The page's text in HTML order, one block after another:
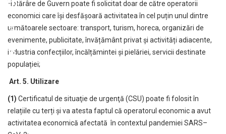
Hotărâre de Guvern poate fi solicitat doar de către operatorii
economici care își desfășoară activitatea în cel puțin unul dintre
următoarele sectoare: transport, turism, horeca, organizări de
evenimente, publicitate, învățământ privat și activități adiacente,
industria confecțiilor, încălțămintei și pielăriei, servicii destinate
populației;
Art. 5. Utilizare
(1) Certificatul de situaţie de urgenţă (CSU) poate fi folosit în
relațiile cu terți și va atesta faptul că operatorul economic a avut
activitatea economică afectată în contextul pandemiei SARS–